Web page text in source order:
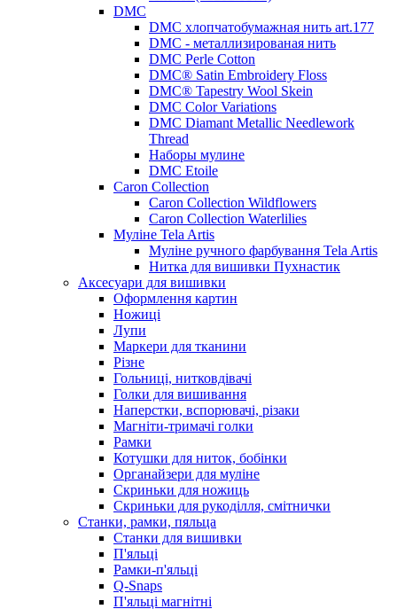
DMC
DMC хлопчатобумажная нить art.177
DMC - металлизированая нить
DMC Perle Cotton
DMC® Satin Embroidery Floss
DMC® Tapestry Wool Skein
DMC Color Variations
DMC Diamant Metallic Needlework
Thread
Наборы мулине
DMC Etoile
Caron Collection
Caron Collection Wildflowers
Caron Collection Waterlilies
Муліне Tela Artis
Муліне ручного фарбування Tela Artis
Нитка для вишивки Пухнастик
Аксесуари для вишивки
Оформлення картин
Ножиці
Лупи
Маркери для тканини
Різне
Гольниці, нитковдівачі
Голки для вишивання
Наперстки, вспорювачі, різаки
Магніти-тримачі голки
Рамки
Котушки для ниток, бобінки
Органайзери для муліне
Скриньки для ножиць
Скриньки для рукоділля, смітнички
Станки, рамки, пяльца
Станки для вишивки
П'яльці
Рамки-п'яльці
Q-Snaps
П'яльці магнітні